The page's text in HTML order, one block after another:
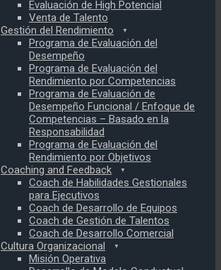
Evaluación de High Potencial
Venta de Talento
Gestión del Rendimiento
Programa de Evaluación del
Desempeño
Programa de Evaluación del
Rendimiento por Competencias
Programa de Evaluación de
Desempeño Funcional / Enfoque de
Competencias – Basado en la
Responsabilidad
Programa de Evaluación del
Rendimiento por Objetivos
Coaching and Feedback
Coach de Habilidades Gestionales
para Ejecutivos
Coach de Desarrollo de Equipos
Coach de Gestión de Talentos
Coach de Desarrollo Comercial
Cultura Organizacional
Misión Operativa